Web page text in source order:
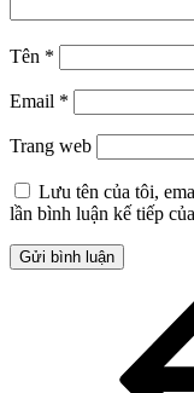
Tên *
Email *
Trang web
Lưu tên của tôi,
lần bình luận kế tiếp